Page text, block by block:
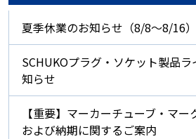
夏季休業のお知らせ（8/8～8/16）
SCHUKOプラグ・ソケット製品
知らせ
【重要】マーカーチューブ・マ
および納期に関するご案内